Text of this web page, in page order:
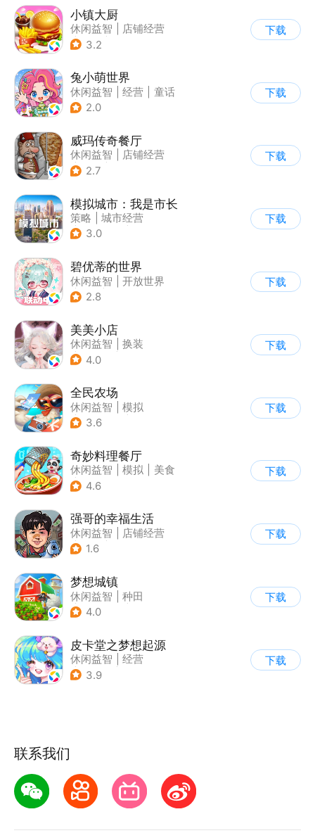
小镇大厨
休闲益智
店铺经营
| 美食
3.2
下载
兔小萌世界
休闲益智 经营
童话
| 捏脸
2.0
下载
威玛传奇餐厅
休闲益智
店铺经营
| 美食
2.7
下载
模拟城市：我是市长
策略
城市经营
| 模拟城市
3.0
下载
碧优蒂的世界
休闲益智
开放世界
| Q版
2.8
下载
美美小店
休闲益智
换装
| 女性向
4.0
下载
全民农场
休闲益智
模拟
| 田园生活
3.6
下载
奇妙料理餐厅
休闲益智 模拟
美食
| 宝宝巴士
4.6
下载
强哥的幸福生活
休闲益智
店铺经营
| 卡通
1.6
下载
梦想城镇
休闲益智
种田
| 田园生活
4.0
下载
皮卡堂之梦想起源
休闲益智
经营
| 像素风
3.9
下载
联系我们